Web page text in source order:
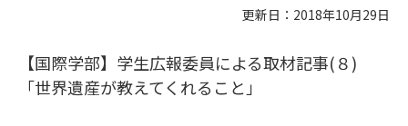
更新日：2018年10月29日
【国際学部】学生広報委員による取材記事(８)
「世界遺産が教えてくれること」